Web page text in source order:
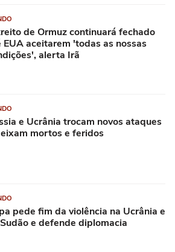
de Ormuz continuará fechado
EUA aceitarem 'todas as nossas
alerta Irã
e Ucrânia trocam novos ataques
mortos e feridos
pede fim da violência na Ucrânia e
e defende diplomacia